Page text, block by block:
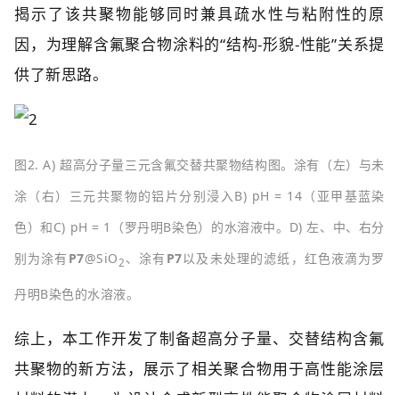
揭示了该共聚物能够同时兼具疏水性与粘附性的原
因，为理解含氟聚合物涂料的“结构-形貌-性能”关系提
供了新思路。
图2. A) 超高分子量三元含氟交替共聚物结构图。涂有（左）与未
涂（右）三元共聚物的铝片分别浸入B) pH = 14（亚甲基蓝染
色）和C) pH = 1（罗丹明B染色）的水溶液中。D) 左、中、右分
别为涂有 P7@SiO 2 、涂有 P7以及未处理的滤纸，红色液滴为罗
丹明B染色的水溶液。
综上，本工作开发了制备超高分子量、交替结构含氟
共聚物的新方法，展示了相关聚合物用于高性能涂层